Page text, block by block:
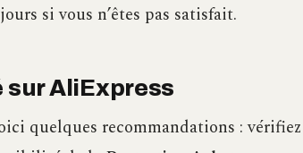
si vous n’êtes pas satisfait.
sur AliExpress
quelques recommandations : vérifiez